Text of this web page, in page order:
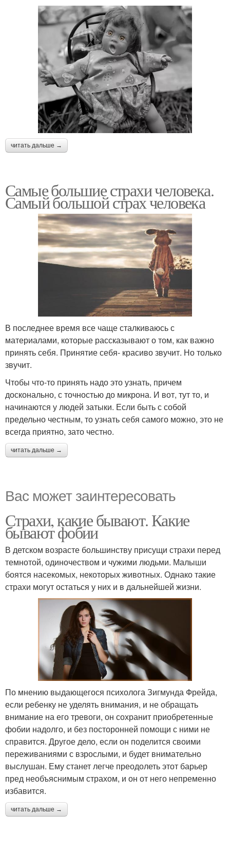
читать дальше →
Самые большие страхи человека.
Самый большой страх человека
В последнее время все чаще сталкиваюсь с
материалами, которые рассказывают о том, как важно
принять себя. Принятие себя- красиво звучит. Но только
звучит.
Чтобы что-то принять надо это узнать, причем
досконально, с точностью до микрона. И вот, тут то, и
начинаются у людей затыки. Если быть с собой
предельно честным, то узнать себя самого можно, это не
всегда приятно, зато честно.
читать дальше →
Вас может заинтересовать
Страхи, какие бывают. Какие
бывают фобии
В детском возрасте большинству присущи страхи перед
темнотой, одиночеством и чужими людьми. Малыши
боятся насекомых, некоторых животных. Однако такие
страхи могут остаться у них и в дальнейшей жизни.
По мнению выдающегося психолога Зигмунда Фрейда,
если ребенку не уделять внимания, и не обращать
внимание на его тревоги, он сохранит приобретенные
фобии надолго, и без посторонней помощи с ними не
справится. Другое дело, если он поделится своими
переживаниями с взрослыми, и будет внимательно
выслушан. Ему станет легче преодолеть этот барьер
пред необъяснимым страхом, и он от него непременно
избавится.
читать дальше →